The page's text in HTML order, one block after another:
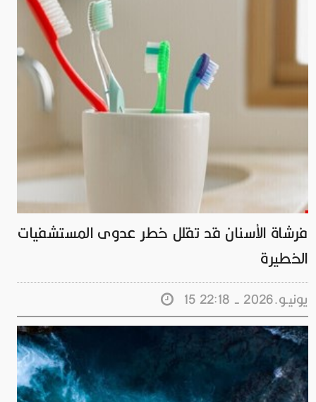
فرشاة الأسنان قد تقلل خطر عدوى المستشفيات
الخطيرة
15 يونيـو.2026 - 22:18